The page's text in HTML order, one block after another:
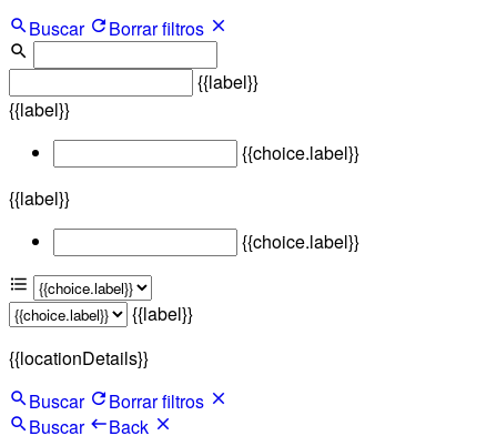
Buscar
Borrar filtros
{{label}}
{{label}}
{{choice.label}}
{{label}}
{{choice.label}}
{{label}}
{{locationDetails}}
Buscar
Borrar filtros
Buscar
Back